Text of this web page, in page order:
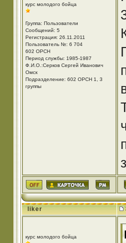
курс молодого бойца
Группа: Пользователи
Сообщений: 5
Регистрация: 26.11.2011
Пользователь №: 6 704
602 ОРСН
Период службы: 1985-1987
Ф.И.О.:Серков Сергей Иванович
Омск
Подразделение: 602 ОРСН 1, 3
группы
liker
курс молодого бойца